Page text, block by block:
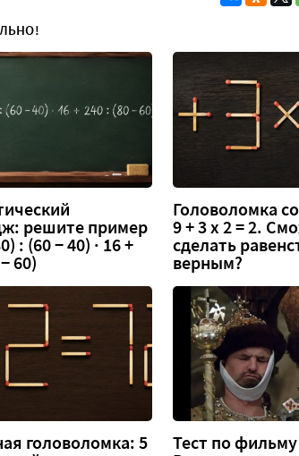
решите пример
: (60 − 40) · 16 +
60)
Головоломка
9 + 3 х 2 = 2.
сделать
верным?
головоломка: 5
Тест по